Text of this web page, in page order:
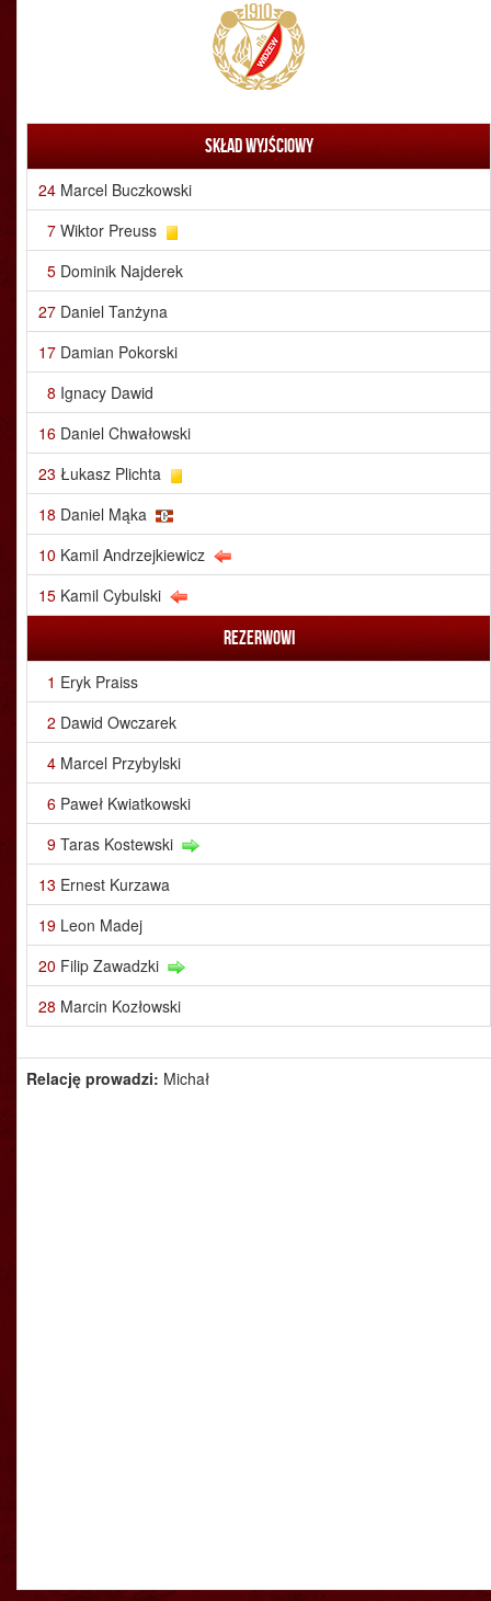
Skład wyjściowy
24 Marcel Buczkowski
7 Wiktor Preuss
5 Dominik Najderek
27 Daniel Tanżyna
17 Damian Pokorski
8 Ignacy Dawid
16 Daniel Chwałowski
23 Łukasz Plichta
18 Daniel Mąka
10 Kamil Andrzejkiewicz
15 Kamil Cybulski
Rezerwowi
1 Eryk Praiss
2 Dawid Owczarek
4 Marcel Przybylski
6 Paweł Kwiatkowski
9 Taras Kostewski
13 Ernest Kurzawa
19 Leon Madej
20 Filip Zawadzki
28 Marcin Kozłowski
Relację prowadzi: Michał